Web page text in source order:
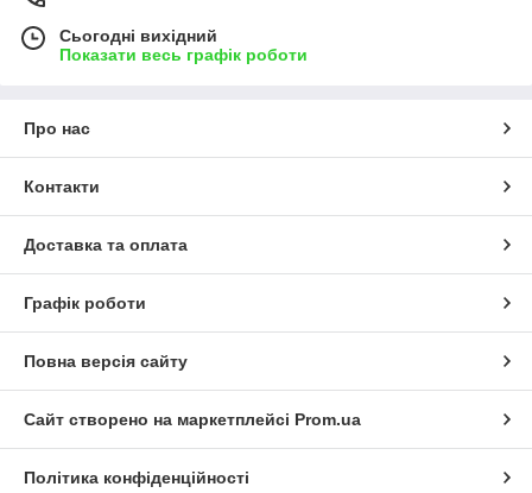
Сьогодні вихідний
Показати весь графік роботи
Про нас
Контакти
Доставка та оплата
Графік роботи
Повна версія сайту
Сайт створено на маркетплейсі Prom.ua
Політика конфіденційності